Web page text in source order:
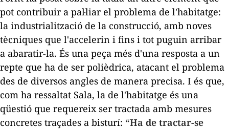
pot contribuir a pal·liar el problema de l'habitatge:
la industrialització de la construcció, amb noves
tècniques que l'accelerin i fins i tot puguin arribar
a abaratir-la. És una peça més d'una resposta a un
repte que ha de ser polièdrica, atacant el problema
des de diversos angles de manera precisa. I és que,
com ha ressaltat Sala, la de l'habitatge és una
qüestió que requereix ser tractada amb mesures
concretes traçades a bisturí: “Ha de tractar-se